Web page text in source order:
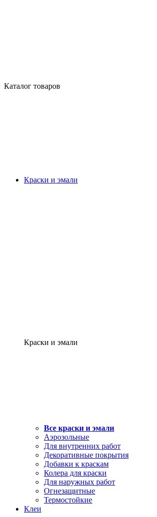
Каталог товаров
Краски и эмали
Краски и эмали
Все краски и эмали
Аэрозольные
Для внутренних работ
Декоративные покрытия
Добавки к краскам
Колера для краски
Для наружных работ
Огнезащитные
Термостойкие
Клеи